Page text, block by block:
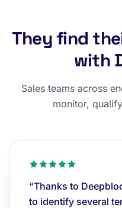
They find
with
Sales teams across
monitor,
“Thanks to
to identify several